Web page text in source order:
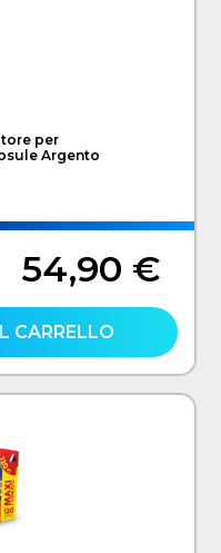
per
Argento
54,90 €
CARRELLO